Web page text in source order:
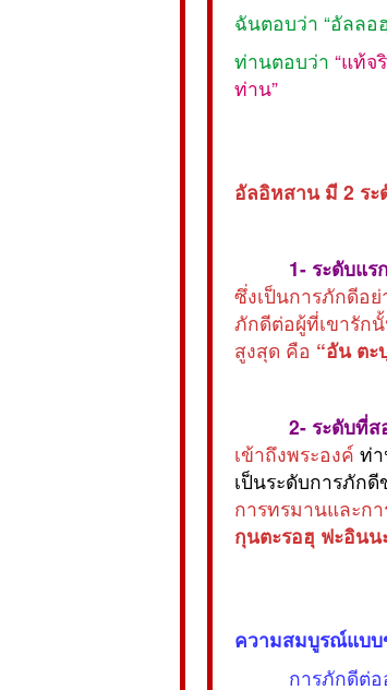
ฉันตอบว่า “อัลลอ
ท่านตอบว่า “แท้จ
ท่าน”
อัลอิหสาน มี 2 ระ
1- ระดับแรก
ซึ่งเป็นการภักดีอ
ภักดีต่อผู้ที่เขารัก
สูงสุด คือ “อัน ตะ
2- ระดับที่ส
เข้าถึงพระองค์ ท่
เป็นระดับการภัก
การทรมานและก
กุนตะรอฮุ ฟะอินน
ความสมบูรณ์แบบ
การภักดีต่ออัล